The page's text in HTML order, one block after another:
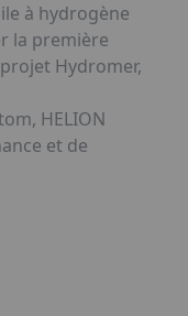
à hydrogène
la première
Hydromer,
HELION
et de